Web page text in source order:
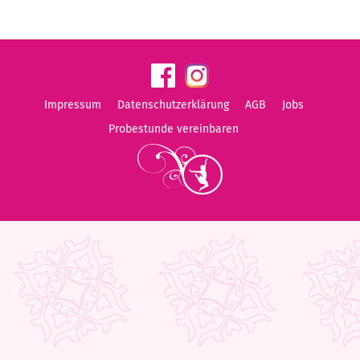
Impressum Datenschutzerklärung AGB Jobs
Probestunde vereinbaren